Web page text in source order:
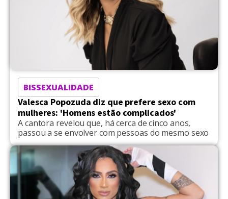
BISSEXUALIDADE
Valesca Popozuda diz que prefere sexo com
mulheres: 'Homens estão complicados'
A cantora revelou que, há cerca de cinco anos,
passou a se envolver com pessoas do mesmo sexo